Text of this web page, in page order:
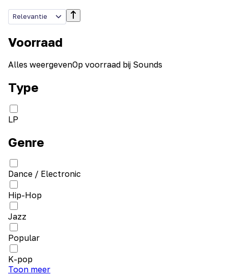
Relevantie
Voorraad
Alles weergevenOp voorraad bij Sounds
Type
LP
Genre
Dance / Electronic
Hip-Hop
Jazz
Popular
K-pop
Toon meer